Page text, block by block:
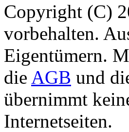
Copyright (C)
vorbehalten.
Eigentümern.
die AGB und
übernimmt
Internetseiten.